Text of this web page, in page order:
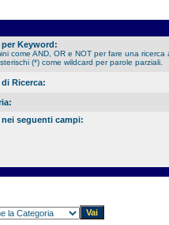
per Keyword:
come AND, OR e NOT per fare una ricerca
(*) come wildcard per parole parziali.
Ricerca:
nei seguenti campi: